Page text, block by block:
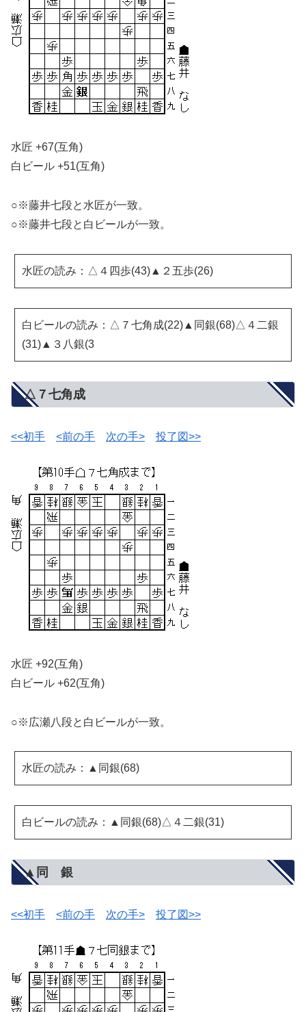
水匠 +67(互角)
白ビール +51(互角)
○※藤井七段と水匠が一致。
○※藤井七段と白ビールが一致。
水匠の読み：△４四歩(43)▲２五歩(26)
白ビールの読み：△７七角成(22)▲同銀(68)△４二銀
(31)▲３八銀(3
△７七角成
<<初手 <前の手 次の手> 投了図>>
水匠 +92(互角)
白ビール +62(互角)
○※広瀬八段と白ビールが一致。
水匠の読み：▲同銀(68)
白ビールの読み：▲同銀(68)△４二銀(31)
▲同 銀
<<初手 <前の手 次の手> 投了図>>